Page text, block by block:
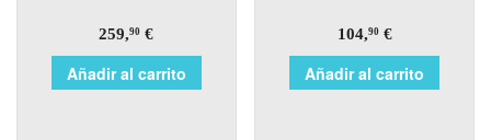
259,90 €
Añadir al carrito
104,90€
Añadir al carrito